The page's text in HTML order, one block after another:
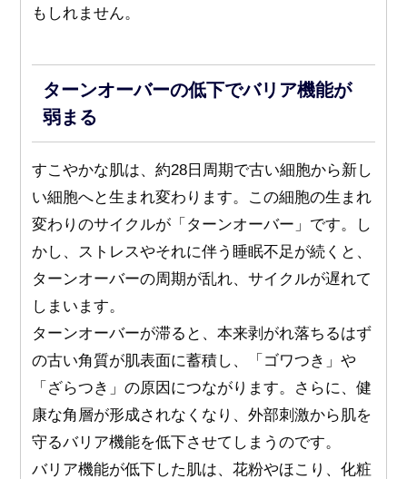
もしれません。
ターンオーバーの低下でバリア機能が
弱まる
すこやかな肌は、約28日周期で古い細胞から新し
い細胞へと生まれ変わります。この細胞の生まれ
変わりのサイクルが「ターンオーバー」です。し
かし、ストレスやそれに伴う睡眠不足が続くと、
ターンオーバーの周期が乱れ、サイクルが遅れて
しまいます。
ターンオーバーが滞ると、本来剥がれ落ちるはず
の古い角質が肌表面に蓄積し、「ゴワつき」や
「ざらつき」の原因につながります。さらに、健
康な角層が形成されなくなり、外部刺激から肌を
守るバリア機能を低下させてしまうのです。
バリア機能が低下した肌は、花粉やほこり、化粧